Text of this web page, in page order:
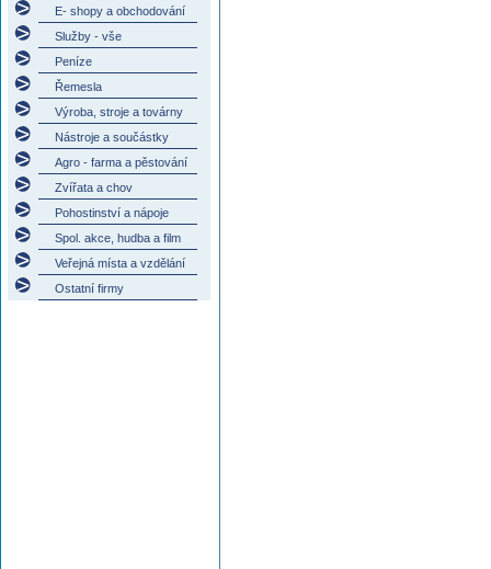
E- shopy a obchodování
Služby - vše
Peníze
Řemesla
Výroba, stroje a továrny
Nástroje a součástky
Agro - farma a pěstování
Zvířata a chov
Pohostinství a nápoje
Spol. akce, hudba a film
Veřejná místa a vzdělání
Ostatní firmy